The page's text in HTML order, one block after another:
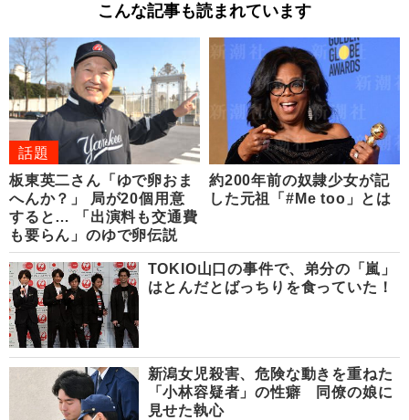
こんな記事も読まれています
話題
板東英二さん「ゆで卵おま
へんか？」 局が20個用意
すると… 「出演料も交通費
も要らん」のゆで卵伝説
約200年前の奴隷少女が記
した元祖「#Me too」とは
TOKIO山口の事件で、弟分の「嵐」
はとんだとばっちりを食っていた！
新潟女児殺害、危険な動きを重ねた
「小林容疑者」の性癖 同僚の娘に
見せた執心